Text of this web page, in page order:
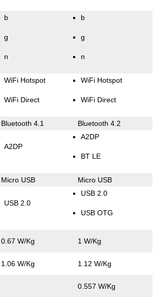
b
g
n
b
g
n
WiFi Hotspot
WiFi Direct
WiFi Hotspot
WiFi Direct
Bluetooth 4.1 Bluetooth 4.2
A2DP
A2DP
BT LE
Micro USB Micro USB
USB 2.0
USB 2.0
USB OTG
0.67 W/Kg 1 W/Kg
1.06 W/Kg 1.12 W/Kg
0.557 W/Kg